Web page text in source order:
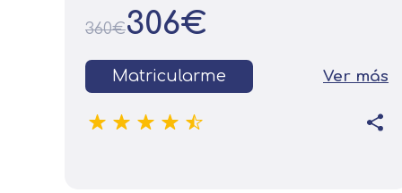
360€306€
Matricularme Ver más